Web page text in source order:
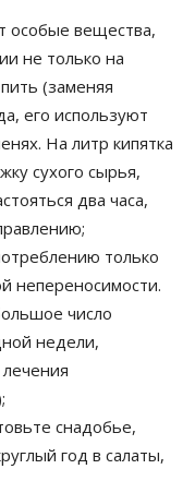
особые вещества,
не только на
(заменяя
его используют
На литр кипятка
сухого сырья,
два часа,
только
непереносимости.
число
недели,
снадобье,
год в салаты,